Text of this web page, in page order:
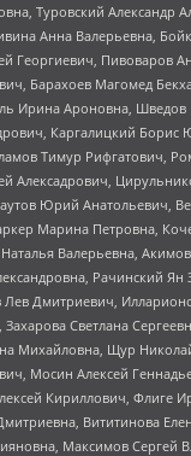
Туровский Александр
Анна Валерьевна,
Георгиевич, Пивоваров
Барахоев Магомед
Ирина Ароновна, Шведов
Каргалицкий Борис
Тимур Рифгатович,
Алексадрович,
Юрий Анатольевич,
Марина Петровна,
Валерьевна,
Рачинский
Лев Дмитриевич,
Светлана
Михайловна, Щур
Мосин Алексей
Кириллович, Флиге
Вититинова
Максимов Сергей